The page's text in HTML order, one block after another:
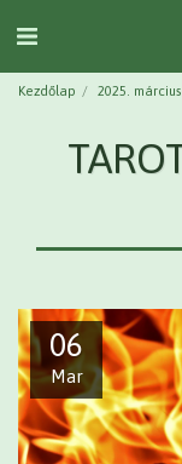
Kezdőlap 2025. március
06
Mar